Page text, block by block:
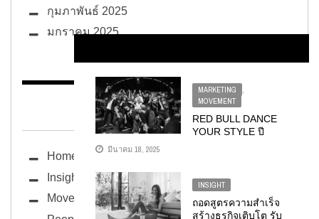
MARKETING
,
MOVEMENT
RED BULL DANCE
YOUR STYLE ปี
โลก WORLD
FINAL ที่ลอสแอนเจ
ลิส
มีนาคม 18, 2025
INSIGHT
ถอดสูตรความสำเร็จ
สร้างธุรกิจเติบโต รับ
กุมภาพันธ์ 2025
มกราคม 2025
BUG ซอกแซก
Home
Insight
Movement